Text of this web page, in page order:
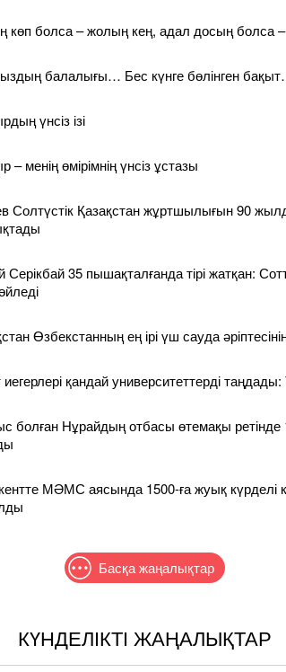
көп болса – жолың кең, адал досың болса –
балалығы… Бес күнге бөлінген
үнсіз ізі
– менің өмірімнің үнсіз ұстазы
Солтүстік Қазақстан жұртшылығын 90
Серікбай 35 пышақталғанда тірі жатқан:
Өзбекстанның ең ірі үш сауда
иегерлері қандай университеттерді
болған Нұрайдың отбасы өтемақы ретінде
МӘМС аясында 1500-ға жуық күрделі
Басқа жаңалықтар
КҮНДЕЛІКТІ ЖАҢАЛЫҚТАР